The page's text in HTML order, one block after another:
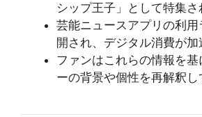
シップ王子」として特集さ
芸能ニュースアプリの利
開され、デジタル消費が加
ファンはこれらの情報を基
ーの背景や個性を再解釈し